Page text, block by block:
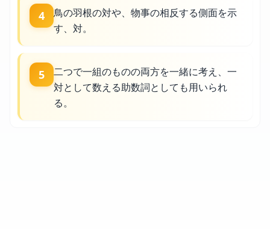
4
鳥の羽根の対や、物事の相反する側面を示
す、対。
5
二つで一組のものの両方を一緒に考え、一
対として数える助数詞としても用いられ
る。